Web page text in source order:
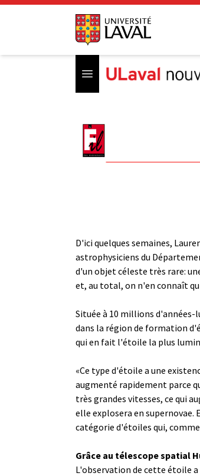
Open menu
D'ici quelques semaines,
astrophysiciens du
d'un objet céleste très rare:
et, au total, on n'en connaît
Située à 10 millions
dans la région de formation
qui en fait l'étoile la plus
«Ce type d'étoile a une
augmenté rapidement parce
très grandes vitesses, ce qui
elle explosera en supernovae.
catégorie d'étoiles qui,
Grâce au télescope spatial
L'observation de cette étoile a